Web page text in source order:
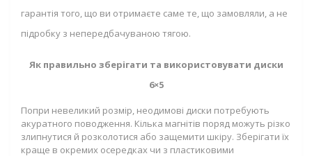
гарантія того, що ви отримаєте саме те, що замовляли, а не
підробку з непередбачуваною тягою.
Як правильно зберігати та використовувати диски
6×5
Попри невеликий розмір, неодимові диски потребують
акуратного поводження. Кілька магнітів поряд можуть різко
злипнутися й розколотися або защемити шкіру. Зберігати їх
краще в окремих осередках чи з пластиковими